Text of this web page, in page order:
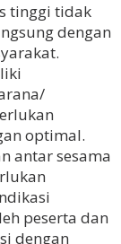
tinggi tidak
dengan
optimal.
antar sesama
peserta dan
dengan